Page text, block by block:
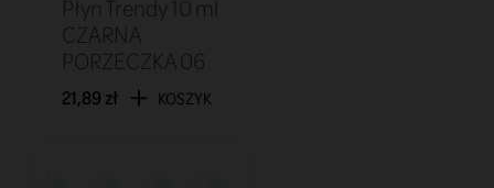
Płyn Trendy 10 ml
CZARNA
PORZECZKA 06
21,89 zł KOSZYK